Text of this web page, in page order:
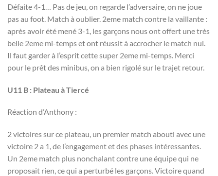
Défaite 4-1… Pas de jeu, on regarde l’adversaire, on ne joue
pas au foot. Match à oublier. 2eme match contre la vaillante :
après avoir été mené 3-1, les garçons nous ont offert une très
belle 2eme mi-temps et ont réussit à accrocher le match nul.
Il faut garder à l’esprit cette super 2eme mi-temps. Merci
pour le prêt des minibus, on a bien rigolé sur le trajet retour.
U11 B : Plateau à Tiercé
Réaction d’Anthony :
2 victoires sur ce plateau, un premier match abouti avec une
victoire 2 a 1, de l’engagement et des phases intéressantes.
Un 2eme match plus nonchalant contre une équipe qui ne
proposait rien, ce qui a perturbé les garçons. Victoire quand